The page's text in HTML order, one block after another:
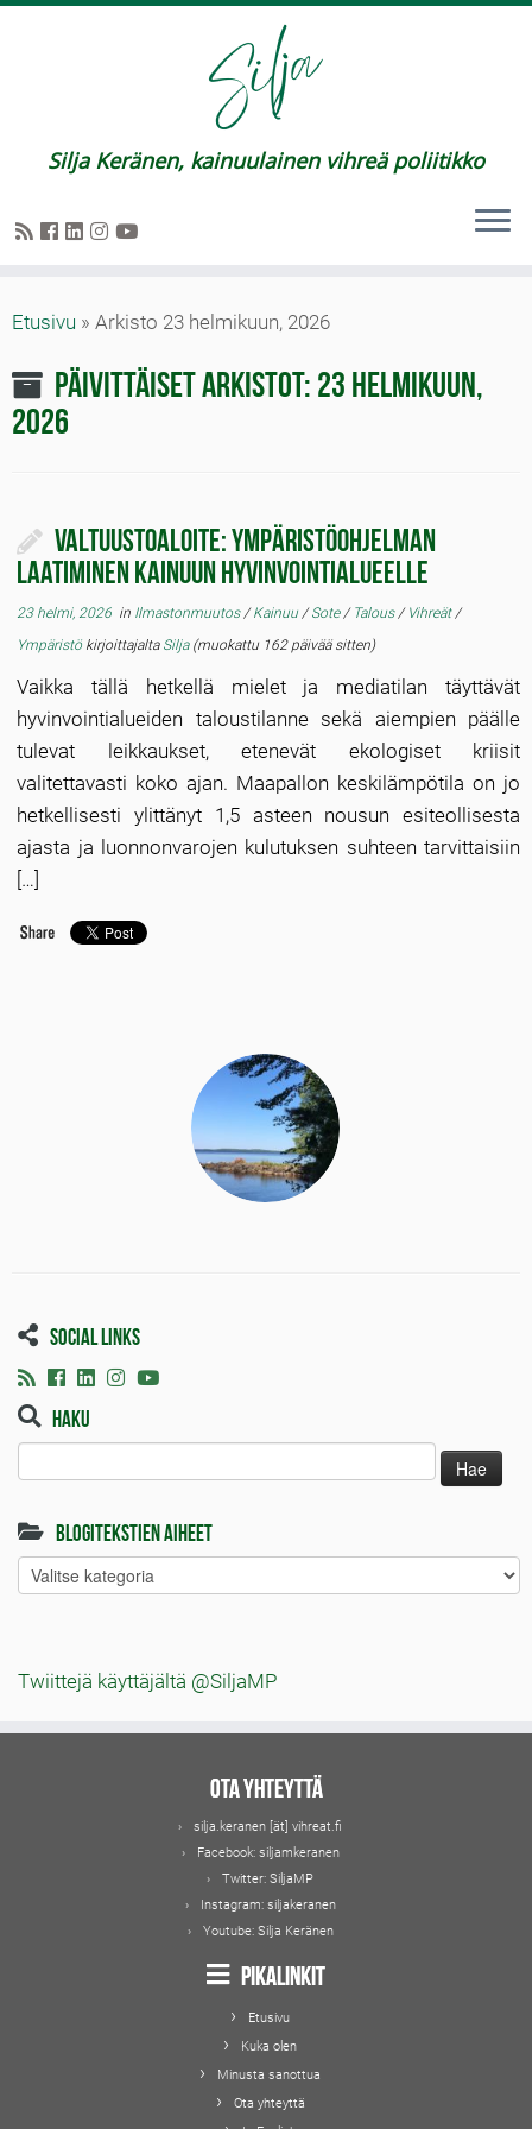
Silja Keränen, kainuulainen vihreä poliitikko
Etusivu » Arkisto 23 helmikuun, 2026
Päivittäiset arkistot: 23 helmikuun,
2026
Valtuustoaloite: Ympäristöohjelman
laatiminen Kainuun hyvinvointialueelle
23 helmi, 2026 in Ilmastonmuutos/Kainuu/Sote/ Talous/ Vihreät/
Ympäristö kirjoittajalta Silja(muokattu 162 päivää sitten)
Vaikka tällä hetkellä mielet ja mediatilan täyttävät
hyvinvointialueiden taloustilanne sekä aiempien päälle
tulevat leikkaukset, etenevät ekologiset kriisit
valitettavasti koko ajan. Maapallon keskilämpötila on jo
hetkellisesti ylittänyt 1,5 asteen nousun esiteollisesta
ajasta ja luonnonvarojen kulutuksen suhteen tarvittaisiin
[…]
Social links
Haku
Blogitekstien aiheet
Blogitekstien
aiheet
Twiittejä käyttäjältä @SiljaMP
Ota yhteyttä
silja.keranen [ät] vihreat.fi
Facebook: siljamkeranen
Twitter: SiljaMP
Instagram: siljakeranen
Youtube: Silja Keränen
Pikalinkit
Etusivu
Kuka olen
Minusta sanottua
Ota yhteyttä